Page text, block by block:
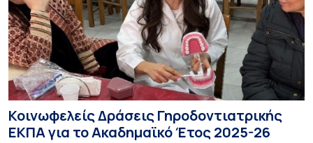
Κοινωφελείς Δράσεις Γηροδοντιατρικής
ΕΚΠΑ για το Ακαδημαϊκό Έτος 2025-26